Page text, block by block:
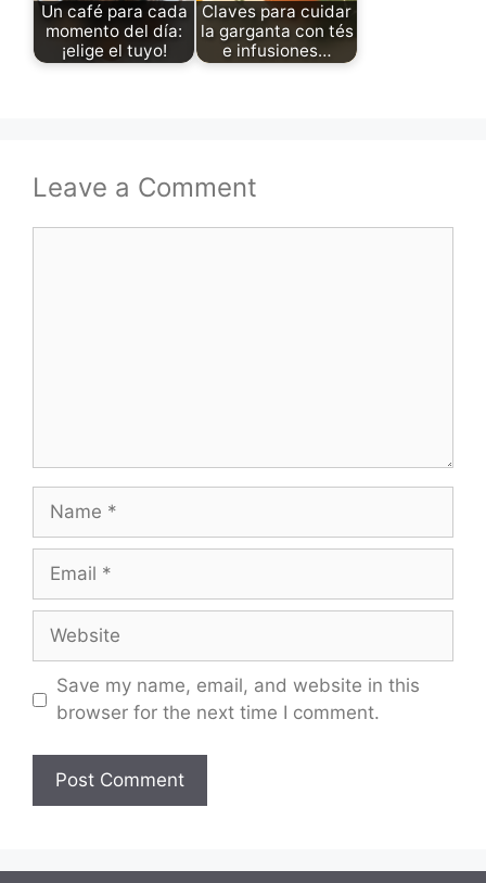
Un café para cada
momento del día:
¡elige el tuyo!
Claves para cuidar
la garganta con tés
e infusiones…
Leave a Comment
Name
Email
Website
Save my name, email, and website in this
browser for the next time I comment.